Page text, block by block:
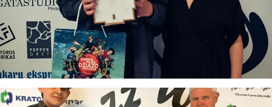
Virtualus asistentas E. Balsio gimnazijos DI
Sveiki! Taip, aš esu virtualus. Tačiau dirbtinis intelektas
suteikia man galimybę ne tik analizuoti Jūsų klausimą, bet
dar tobulai atsimenu visą šioje svetainėje pateiktą
Jums reikiamus kontaktus, kur galėsite pasiklausti